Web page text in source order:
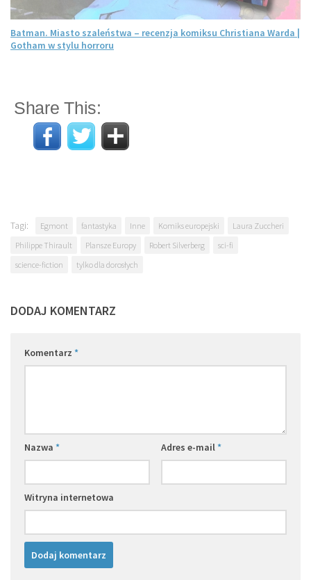
Batman. Miasto szaleństwa – recenzja komiksu Christiana Warda |
Gotham w stylu horroru
Share This:
Tagi: Egmont fantastyka Inne Komiks europejski
Laura Zuccheri
Philippe Thirault
Plansze Europy Robert Silverberg
sci-fi
science-fiction
tylko dla dorosłych
DODAJ KOMENTARZ
Komentarz *
Nazwa * Adres e-mail*
Witryna internetowa